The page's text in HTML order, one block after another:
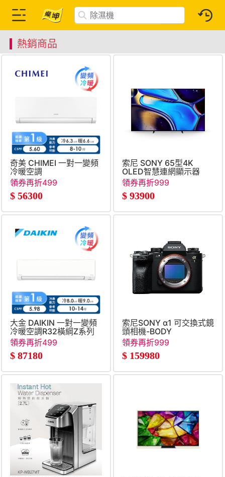
熱銷商品
奇美 CHIMEI 一對一變頻
冷暖空調
領券再折499
$ 56300
索尼 SONY 65型4K
OLED智慧連網顯示器
領券再折999
$ 93900
大金 DAIKIN 一對一變頻
冷暖空調R32橫綱Z系列
領券再折499
$ 87180
索尼SONY α1 可交換式鏡
頭相機-BODY
領券再折999
$ 159980